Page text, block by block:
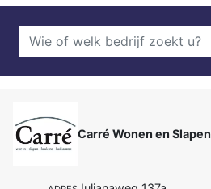
Carré Wonen en Slapen